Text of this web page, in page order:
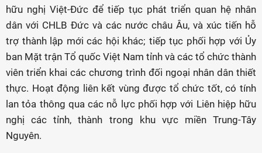
hữu nghị Việt-Đức để tiếp tục phát triển quan hệ nhân
dân với CHLB Đức và các nước châu Âu, và xúc tiến hỗ
trợ thành lập mới các hội khác; tiếp tục phối hợp với Ủy
ban Mặt trận Tổ quốc Việt Nam tỉnh và các tổ chức thành
viên triển khai các chương trình đối ngoại nhân dân thiết
thực. Hoạt động liên kết vùng được tổ chức tốt, có tính
lan tỏa thông qua các nỗ lực phối hợp với Liên hiệp hữu
nghị các tỉnh, thành trong khu vực miền Trung-Tây
Nguyên.